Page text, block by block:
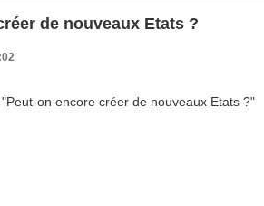
de nouveaux Etats ?